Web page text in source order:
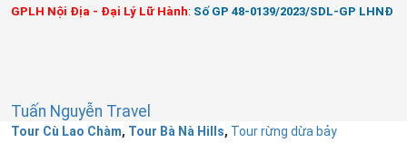
GPLH Nội Địa - Đại Lý Lữ Hành: Số GP 48-0139/2023/SDL-GP LHNĐ
Tuấn Nguyễn Travel
Tour Cù Lao Chàm, Tour Bà Nà Hills, Tour rừng dừa bảy